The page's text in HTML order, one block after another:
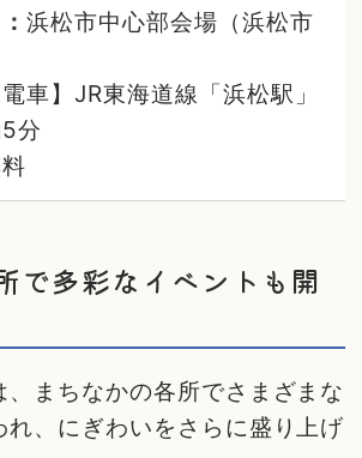
浜松市中心部会場（浜松市
電車】JR東海道線「浜松駅」
分
で多彩なイベントも開
、まちなかの各所でさまざまな
れ、にぎわいをさらに盛り上げ